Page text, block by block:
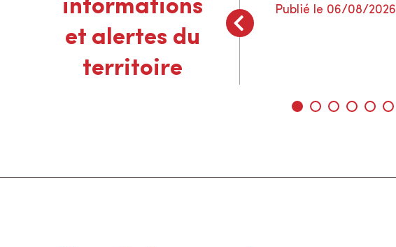
r
u
r
l
informations
et alertes du
territoire
Lire la suite
Publié le 06/08/2026